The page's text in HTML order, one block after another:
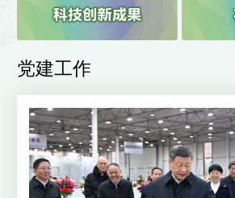
党建工作